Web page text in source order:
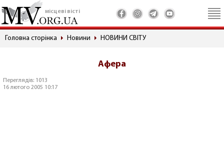
місцеві вісті
Головна сторінка Новини НОВИНИ СВІТУ
Афера
Переглядів: 1013
16 лютого 2005 10:17